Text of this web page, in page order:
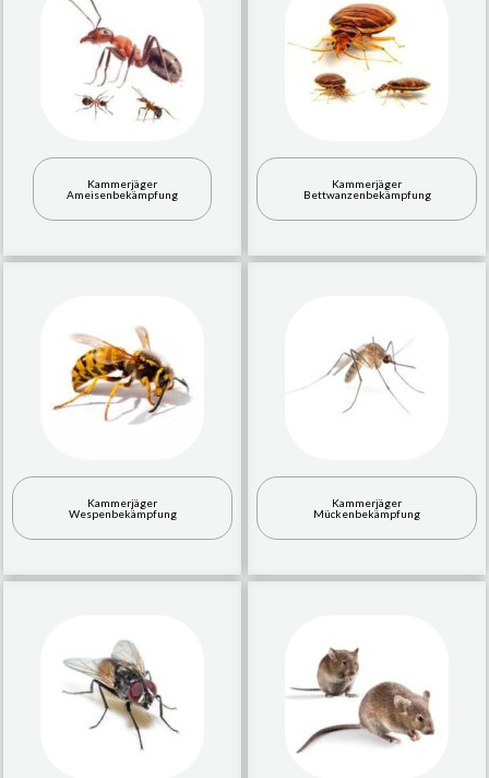
Kammerjäger
Ameisenbekämpfung
Kammerjäger
Bettwanzenbekämpfung
Kammerjäger
Wespenbekämpfung
Kammerjäger
Mückenbekämpfung